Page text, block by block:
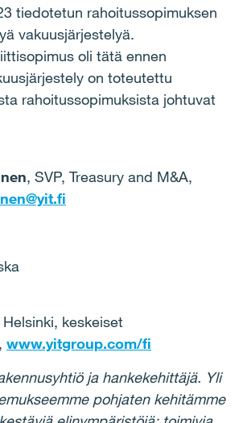
tiedotetun rahoitussopimuksen
vakuusjärjestelyä.
oli tätä ennen
on toteutettu
rahoitussopimuksista johtuvat
, SVP, Treasury and M&A,
keskeiset
www.yitgroup.com/fi
ja hankekehittäjä. Yli
pohjaten kehitämme